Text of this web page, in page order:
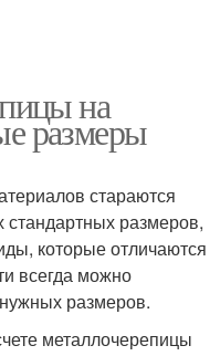
на
размеры
стараются
размеров,
которые отличаются
всегда можно
нужных размеров.
металлочерепицы